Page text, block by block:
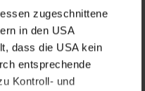
zugeschnittene
in den USA
dass die USA kein
entsprechende
Kontroll- und